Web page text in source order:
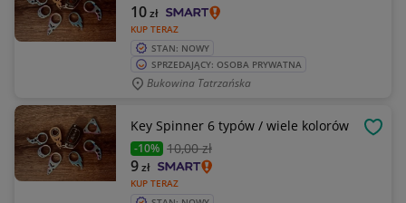
KUP TERAZ
10zł
STAN: NOWY
SPRZEDAJĄCY: OSOBA PRYWATNA
Bukowina Tatrzańska
Key Spinner 6 typów / wiele kolorów
-10% 10,00 zł
KUP TERAZ
9zł